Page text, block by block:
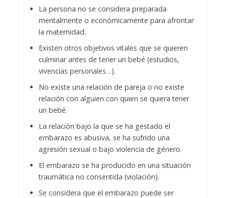
La persona no se considera preparada
mentalmente o económicamente para afrontar
la maternidad.
Existen otros objetivos vitales que se quieren
culminar antes de tener un bebé (estudios,
vivencias personales…).
No existe una relación de pareja o no existe
relación con alguien con quien se quiera tener
un bebé.
La relación bajo la que se ha gestado el
embarazo es abusiva, se ha sufrido una
agresión sexual o bajo violencia de género.
El embarazo se ha producido en una situación
traumática no consentida (violación).
Se considera que el embarazo puede ser